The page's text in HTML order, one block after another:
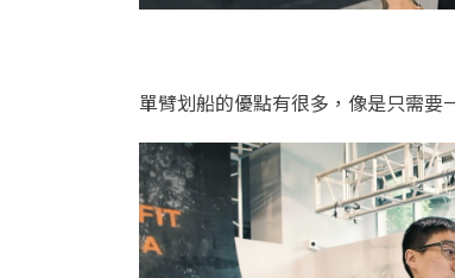
單臂划船的優點有很多，像是只需要